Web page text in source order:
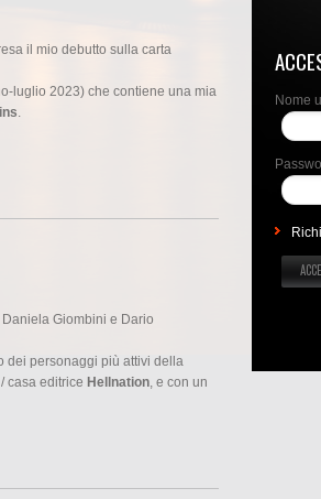
il mio debutto sulla carta
luglio 2023) che contiene una mia
.
Giombini e Dario
dei personaggi più attivi della
casa editrice Hellnation, e con un
Nome